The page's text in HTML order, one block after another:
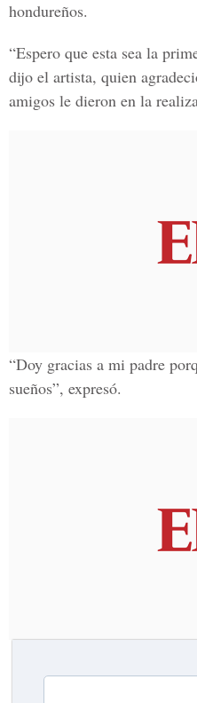
hondureños.
“Espero que esta sea la
dijo el artista, quien
amigos le dieron en la
“Doy gracias a mi padre
sueños”, expresó.